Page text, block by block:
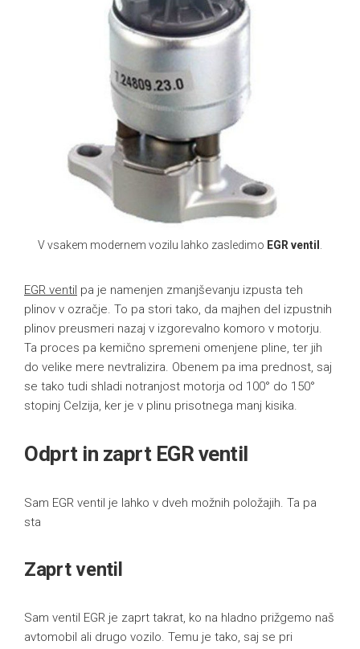
V vsakem modernem vozilu lahko zasledimo EGR ventil
EGR ventil pa je namenjen zmanjševanju izpusta teh
plinov v ozračje. To pa stori tako, da majhen del izpustnih
plinov preusmeri nazaj v izgorevalno komoro v motorju.
Ta proces pa kemično spremeni omenjene pline, ter jih
do velike mere nevtralizira. Obenem pa ima prednost, saj
se tako tudi shladi notranjost motorja od 100° do 150°
stopinj Celzija, ker je v plinu prisotnega manj kisika.
Odprt in zaprt EGR ventil
Sam EGR ventil je lahko v dveh možnih položajih. Ta pa
sta
Zaprt ventil
Sam ventil EGR je zaprt takrat, ko na hladno prižgemo naš
avtomobil ali drugo vozilo. Temu je tako, saj se pri